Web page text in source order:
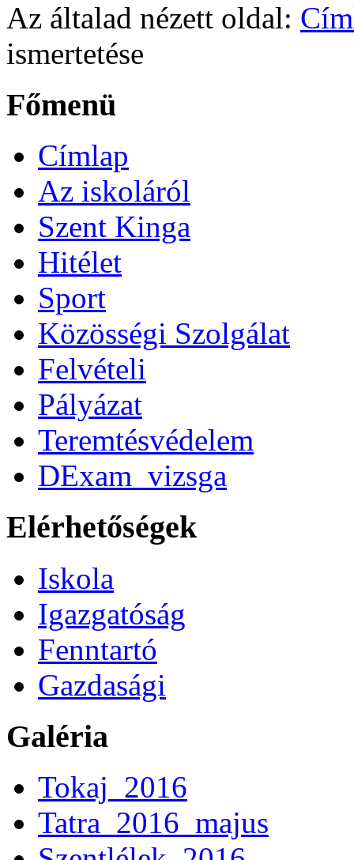
Az általad nézett oldal:
ismertetése
Főmenü
Címlap
Az iskoláról
Szent Kinga
Hitélet
Sport
Közösségi Szolgálat
Felvételi
Pályázat
Teremtésvédelem
DExam_vizsga
Elérhetőségek
Iskola
Igazgatóság
Fenntartó
Gazdasági
Galéria
Tokaj_2016
Tatra_2016_majus